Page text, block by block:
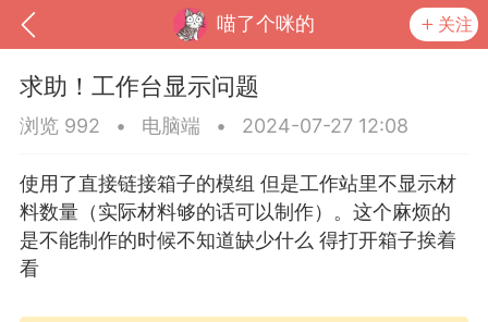
喵了个咪的 关注
求助！工作台显示问题
浏览 992 • 电脑端 • 2024-07-27 12:08
使用了直接链接箱子的模组 但是工作站里不显示材
料数量（实际材料够的话可以制作）。这个麻烦的
是不能制作的时候不知道缺少什么 得打开箱子挨着
看